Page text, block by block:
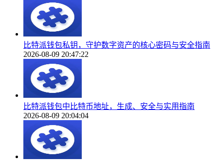
比特派钱包私钥，守护数字资产的核心密码与安全指南
2026-08-09 20:47:22
比特派钱包中比特币地址，生成、安全与实用指南
2026-08-09 20:04:04